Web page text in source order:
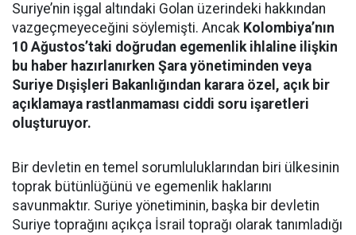
Suriye’nin işgal altındaki Golan üzerindeki hakkından
vazgeçmeyeceğini söylemişti. Ancak Kolombiya’nın
10 Ağustos’taki doğrudan egemenlik ihlaline ilişkin
bu haber hazırlanırken Şara yönetiminden veya
Suriye Dışişleri Bakanlığından karara özel, açık bir
açıklamaya rastlanmaması ciddi soru işaretleri
oluşturuyor.
Bir devletin en temel sorumluluklarından biri ülkesinin
toprak bütünlüğünü ve egemenlik haklarını
savunmaktır. Suriye yönetiminin, başka bir devletin
Suriye toprağını açıkça İsrail toprağı olarak tanımladığı